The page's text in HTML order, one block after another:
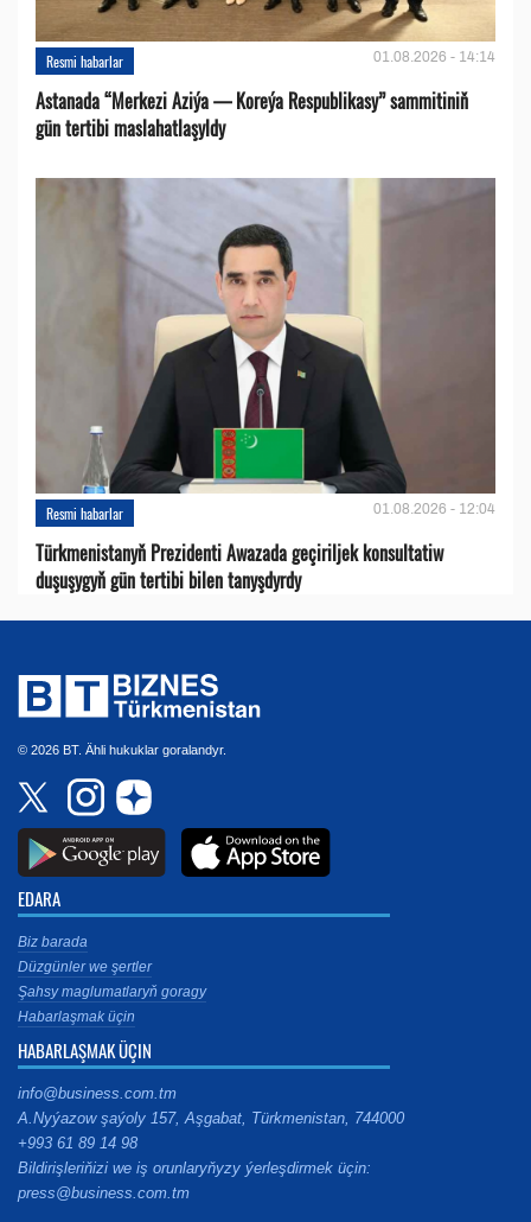
Resmi habarlar 01.08.2026 - 14:14
Astanada “Merkezi Aziýa — Koreýa Respublikasy” sammitiniň
gün tertibi maslahatlaşyldy
Resmi habarlar 01.08.2026 - 12:04
Türkmenistanyň Prezidenti Awazada geçiriljek konsultatiw
duşuşygyň gün tertibi bilen tanyşdyrdy
© 2026 BT. Ähli hukuklar goralandyr.
EDARA
Biz barada
Düzgünler we şertler
Şahsy maglumatlaryň goragy
Habarlaşmak üçin
HABARLAŞMAK ÜÇIN
info@business.com.tm
A.Nyýazow şaýoly 157, Aşgabat, Türkmenistan, 744000
+993 61 89 14 98
Bildirişleriňizi we iş orunlaryňyzy ýerleşdirmek üçin:
press@business.com.tm